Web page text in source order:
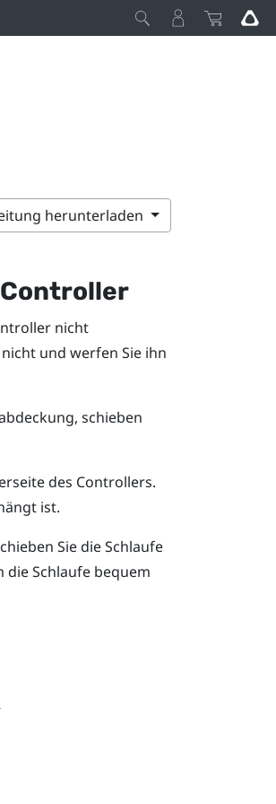
herunterladen
nicht
und werfen Sie ihn
schieben
des Controllers.
ist.
Sie die Schlaufe
die Schlaufe bequem